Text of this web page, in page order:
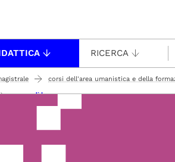
RICERCA
corsi dell'area umanistica e della
esame di laurea